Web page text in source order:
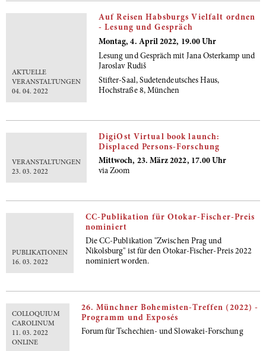
AKTUELLE
VERANSTALTUNGEN
04. 04. 2022
Auf Reisen Habsburgs Vielfalt ordnen
- Lesung und Gespräch
Montag, 4. April 2022, 19.00 Uhr
Lesung und Gespräch mit Jana Osterkamp und
Jaroslav Rudiš
Stifter-Saal, Sudetendeutsches Haus,
Hochstraße 8, München
VERANSTALTUNGEN
23. 03. 2022
DigiOst Virtual book launch:
Displaced Persons-Forschung
Mittwoch, 23. März 2022, 17.00 Uhr
via Zoom
PUBLIKATIONEN
16. 03. 2022
CC-Publikation für Otokar-Fischer-Preis
nominiert
Die CC-Publikation "Zwischen Prag und
Nikolsburg" ist für den Otokar-Fischer-Preis 2022
nominiert worden.
COLLOQUIUM
CAROLINUM
11. 03. 2022
ONLINE
26. Münchner Bohemisten-Treffen (2022) -
Programm und Exposés
Forum für Tschechien- und Slowakei-Forschung